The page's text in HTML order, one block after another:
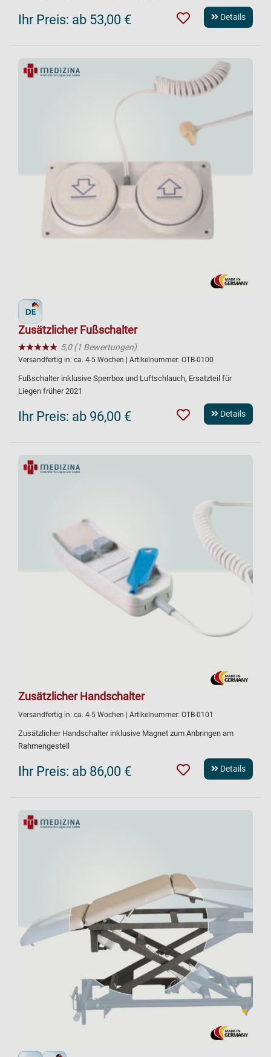
Ihr Preis: ab 53,00 € Details
Zusätzlicher Fußschalter
★★★★★
☆☆☆☆☆ 5,0 (1 Bewertungen)
Versandfertig in: ca. 4-5 Wochen | Artikelnummer: OTB-0100
Fußschalter inklusive Sperrbox und Luftschlauch, Ersatzteil für
Liegen früher 2021
Ihr Preis: ab 96,00 € Details
Zusätzlicher Handschalter
Versandfertig in: ca. 4-5 Wochen | Artikelnummer: OTB-0101
Zusätzlicher Handschalter inklusive Magnet zum Anbringen am
Rahmengestell
Ihr Preis: ab 86,00 € Details